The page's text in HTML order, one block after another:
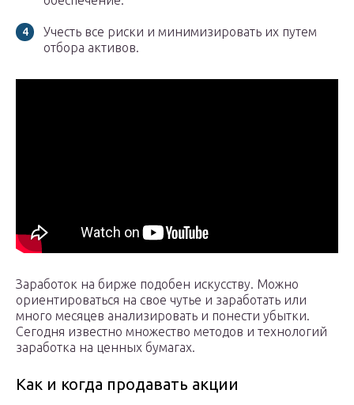
Учесть все риски и минимизировать их путем
отбора активов.
Заработок на бирже подобен искусству. Можно
ориентироваться на свое чутье и заработать или
много месяцев анализировать и понести убытки.
Сегодня известно множество методов и технологий
заработка на ценных бумагах.
Как и когда продавать акции